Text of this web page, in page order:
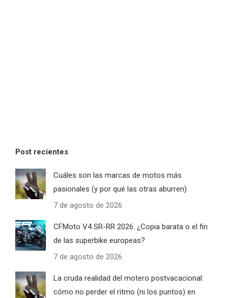
Post recientes
Cuáles son las marcas de motos más
pasionales (y por qué las otras aburren)
7 de agosto de 2026
CFMoto V4 SR-RR 2026: ¿Copia barata o el fin
de las superbike europeas?
7 de agosto de 2026
La cruda realidad del motero postvacacional:
cómo no perder el ritmo (ni los puntos) en